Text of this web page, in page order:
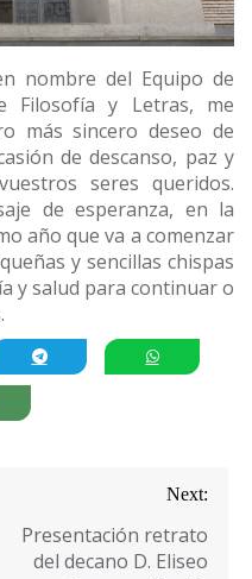
nombre del Equipo de
Filosofía y Letras, me
más sincero deseo de
de descanso, paz y
seres queridos.
de esperanza, en la
año que va a comenzar
y sencillas chispas
y salud para continuar o
Next:
Presentación retrato
del decano D. Eliseo